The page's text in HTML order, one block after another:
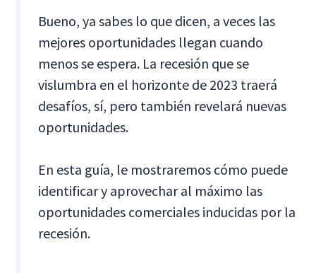
Bueno, ya sabes lo que dicen, a veces las
mejores oportunidades llegan cuando
menos se espera. La recesión que se
vislumbra en el horizonte de 2023 traerá
desafíos, sí, pero también revelará nuevas
oportunidades.
En esta guía, le mostraremos cómo puede
identificar y aprovechar al máximo las
oportunidades comerciales inducidas por la
recesión.